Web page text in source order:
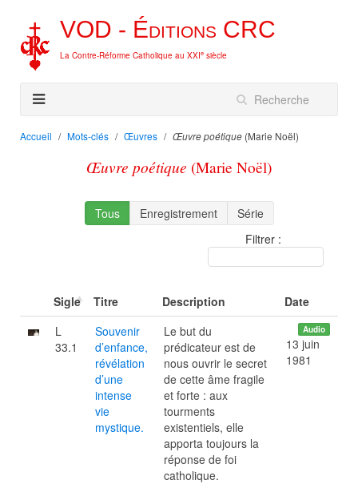
VOD - Éditions CRC
La Contre-Réforme Catholique au XXIe siècle
Accueil Mots-clés Œuvres Œuvre poétique (Marie Noël)
Œuvre poétique (Marie Noël)
Tous Enregistrement
Série
Filtrer :
Sigle Titre Description
Date
L
33.1
Souvenir
d’enfance,
révélation
d’une
intense
vie
mystique.
Le but du
prédicateur est de
nous ouvrir le secret
de cette âme fragile
et forte : aux
tourments
existentiels, elle
apporta toujours la
réponse de foi
catholique.
Audio
13 juin
1981